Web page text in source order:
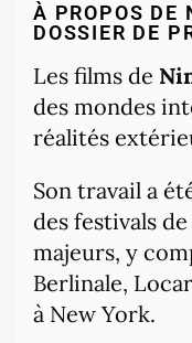
À PROPOS DE
DOSSIER DE
Les films de
des mondes
réalités
Son travail a
des festivals
majeurs, y
Berlinale,
à New York.